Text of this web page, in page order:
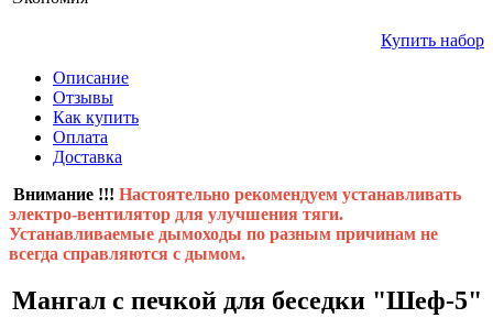
Купить набор
Описание
Отзывы
Как купить
Оплата
Доставка
Внимание !!! Настоятельно рекомендуем устанавливать
электро-вентилятор для улучшения тяги.
Устанавливаемые дымоходы по разным причинам не
всегда справляются с дымом.
Мангал с печкой для беседки "Шеф-5"